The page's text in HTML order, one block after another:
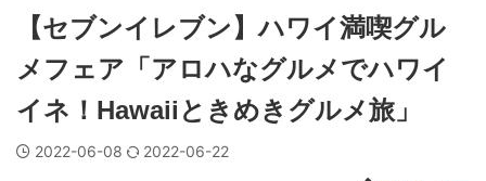
【セブンイレブン】ハワイ満喫グル
メフェア「アロハなグルメでハワイ
イネ！Hawaiiときめきグルメ旅」
2022-06-08 2022-06-22